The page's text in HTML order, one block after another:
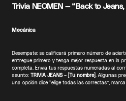
Trivia NEOMEN — “Back to
Mecánica
Desempate: se calificará primero número de
entregue primero y tenga mejor respuesta en la
completa. Envía tus respuestas numeradas al
asunto: TRIVIA JEANS – [Tu nombre] . Algunas
una opción dice “elige todas las correctas”,